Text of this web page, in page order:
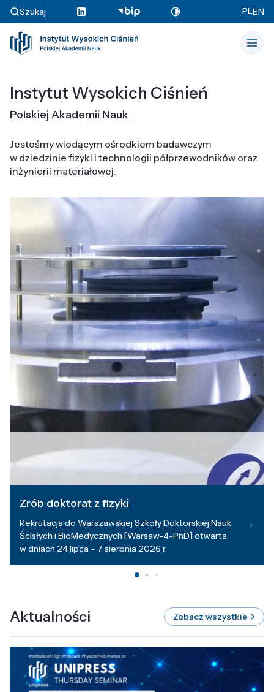
Szukaj PLEN
Instytut Wysokich Ciśnień
Polskiej Akademii Nauk
Jesteśmy wiodącym ośrodkiem badawczym
w dziedzinie fizyki i technologii półprzewodników oraz
inżynierii materiałowej.
Zrób doktorat z fizyki
Rekrutacja do Warszawskiej Szkoły Doktorskiej Nauk
Ścisłych i BioMedycznych [Warsaw-4-PhD] otwarta
w dniach 24 lipca – 7 sierpnia 2026 r.
Aktualności Zobacz wszystkie